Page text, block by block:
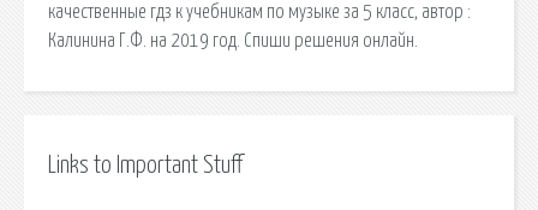
качественные гдз к учебникам по музыке за 5 класс, автор :
Калинина Г.Ф. на 2019 год. Спиши решения онлайн.
Links to Important Stuff